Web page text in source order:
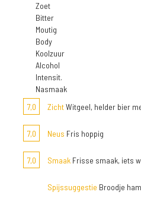
Zoet
Bitter
Moutig
Body
Koolzuur
Alcohol
Intensit.
Nasmaak
7,0
ZichtWitgeel, helder bier
7,0 Neus Fris hoppig
7,0 Smaak Frisse smaak, iets
Spijssuggestie Broodje